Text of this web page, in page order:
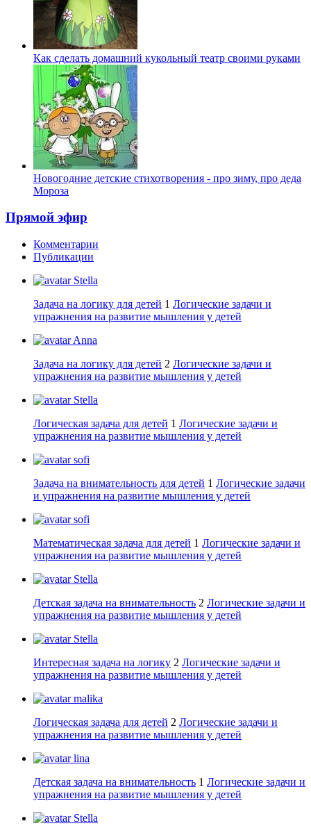
Как сделать домашний кукольный театр своими руками
Новогодние детские стихотворения - про зиму, про деда
Мороза
Прямой эфир
Комментарии
Публикации
Stella
Задача на логику для детей 1 Логические задачи и
упражнения на развитие мышления у детей
Anna
Задача на логику для детей 2 Логические задачи и
упражнения на развитие мышления у детей
Stella
Логическая задача для детей 1 Логические задачи и
упражнения на развитие мышления у детей
sofi
Задача на внимательность для детей 1 Логические задачи
и упражнения на развитие мышления у детей
sofi
Математическая задача для детей 1 Логические задачи и
упражнения на развитие мышления у детей
Stella
Детская задача на внимательность 2 Логические задачи и
упражнения на развитие мышления у детей
Stella
Интересная задача на логику 2 Логические задачи и
упражнения на развитие мышления у детей
malika
Логическая задача для детей 2 Логические задачи и
упражнения на развитие мышления у детей
lina
Детская задача на внимательность 1 Логические задачи и
упражнения на развитие мышления у детей
Stella